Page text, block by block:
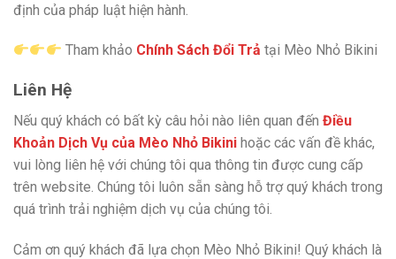
định của pháp luật hiện hành.
Tham khảo Chính Sách Đổi Trả tại Mèo Nhỏ Bikini
Liên Hệ
Nếu quý khách có bất kỳ câu hỏi nào liên quan đến Điều
Khoản Dịch Vụ của Mèo Nhỏ Bikini hoặc các vấn đề khác,
vui lòng liên hệ với chúng tôi qua thông tin được cung cấp
trên website. Chúng tôi luôn sẵn sàng hỗ trợ quý khách trong
quá trình trải nghiệm dịch vụ của chúng tôi.
Cảm ơn quý khách đã lựa chọn Mèo Nhỏ Bikini! Quý khách là